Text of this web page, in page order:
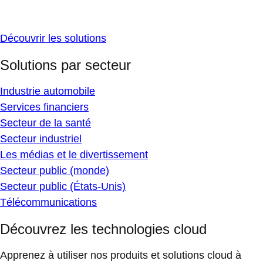
Découvrir les solutions
Solutions par secteur
Industrie automobile
Services financiers
Secteur de la santé
Secteur industriel
Les médias et le divertissement
Secteur public (monde)
Secteur public (États-Unis)
Télécommunications
Découvrez les technologies cloud
Apprenez à utiliser nos produits et solutions cloud à